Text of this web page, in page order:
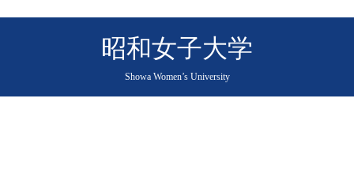
昭和女子大学
Showa Women’s University